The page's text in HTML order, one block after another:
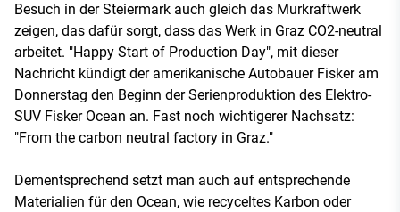
Besuch in der Steiermark auch gleich das Murkraftwerk
zeigen, das dafür sorgt, dass das Werk in Graz CO2-neutral
arbeitet. "Happy Start of Production Day", mit dieser
Nachricht kündigt der amerikanische Autobauer Fisker am
Donnerstag den Beginn der Serienproduktion des Elektro-
SUV Fisker Ocean an. Fast noch wichtigerer Nachsatz:
"From the carbon neutral factory in Graz."
Dementsprechend setzt man auch auf entsprechende
Materialien für den Ocean, wie recyceltes Karbon oder